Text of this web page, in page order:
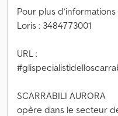
Pour plus d’informations
Loris : 3484773001
URL :
SCARRABILI AURORA
opère dans le secteur